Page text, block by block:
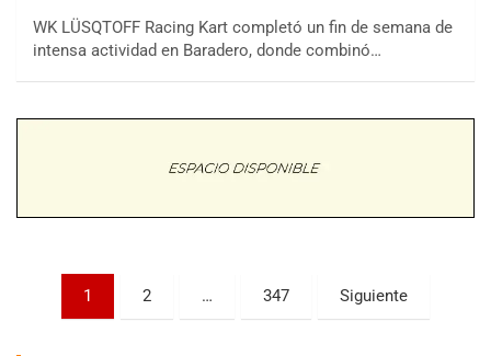
WK LÜSQTOFF Racing Kart completó un fin de semana de
intensa actividad en Baradero, donde combinó…
Paginación
1 2 … 347 Siguiente
COBERTURA ESPECIAL DE E-KART.COM.AR
08/09-AGO
Parque de la Velocidad (Asfalto)
Villaguay (Entre Ríos)